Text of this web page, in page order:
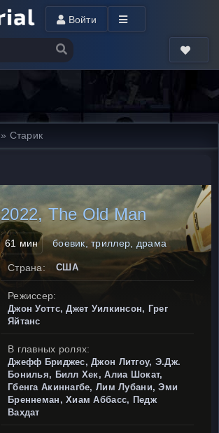
Войти
» Старик
2022, The Old Man
61 мин боевик, триллер, драма
Страна: США
Режиссер:
Джон Уоттс, Джет Уилкинсон, Грег
Яйтанс
В главных ролях:
Джефф Бриджес, Джон Литгоу, Э.Дж.
Бонилья, Билл Хек, Алиа Шокат,
Гбенга Акиннагбе, Лим Лубани, Эми
Бреннеман, Хиам Аббасс, Педж
Вахдат